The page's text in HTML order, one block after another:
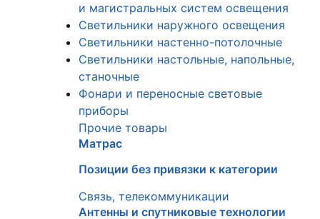
и магистральных систем освещения
Светильники наружного освещения
Светильники настенно-потолочные
Светильники настольные, напольные,
станочные
Фонари и переносные световые
приборы
Прочие товары
Матрас
Позиции без привязки к категории
Связь, телекоммуникации
Антенны и спутниковые технологии